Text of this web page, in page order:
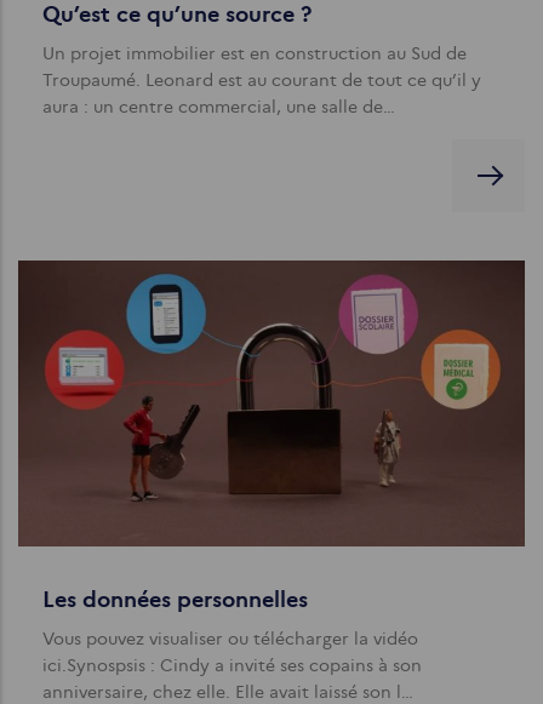
Qu’est ce qu’une source ?
Un projet immobilier est en construction au Sud de
Troupaumé. Leonard est au courant de tout ce qu’il y
aura : un centre commercial, une salle de…
Les données personnelles
Vous pouvez visualiser ou télécharger la vidéo
ici.Synospsis : Cindy a invité ses copains à son
anniversaire, chez elle. Elle avait laissé son l…